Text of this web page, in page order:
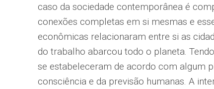
caso da sociedade contemporânea é
conexões completas em si mesmas e
econômicas relacionaram entre si as
do trabalho abarcou todo o planeta.
se estabeleceram de acordo com algum
consciência e da previsão humanas. A